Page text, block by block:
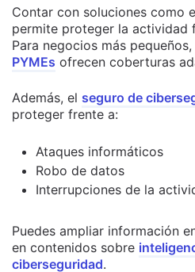
Contar con soluciones como
permite proteger la actividad
Para negocios más
PYMEs ofrecen coberturas
Además, el seguro de
proteger frente a:
Ataques informáticos
Robo de datos
Interrupciones de la
Puedes ampliar información
en contenidos sobre
ciberseguridad.